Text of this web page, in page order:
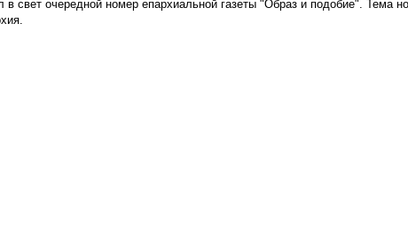
в свет очередной номер епархиальной газеты "Образ и подобие". Тема